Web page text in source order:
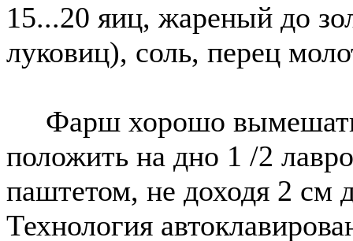
15...20 яиц, жареный до
луковиц), соль, перец
Фарш хорошо
положить на дно 1 /2
паштетом, не доходя 2 см
Технология